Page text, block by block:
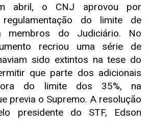
abril, o CNJ aprovou por
do limite de
membros do Judiciário. No
recriou uma série de
sido extintos na tese do
que parte dos adicionais
do limite dos 35%, na
previa o Supremo. A resolução
presidente do STF, Edson